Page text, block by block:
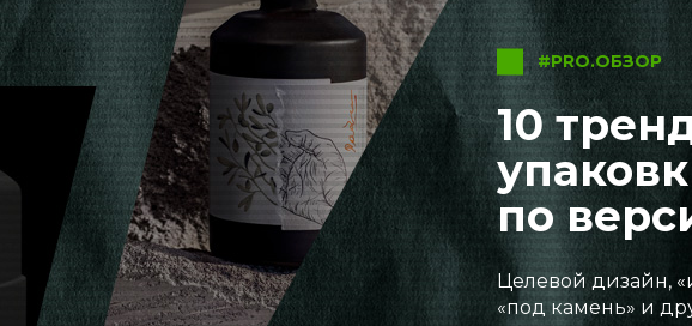
#PRO.ОБЗОР
10
по
Целевой дизайн,
«под камень» и